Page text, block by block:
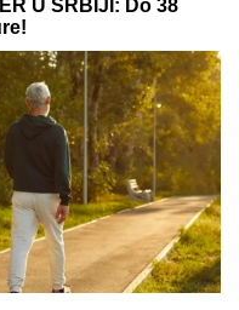
je nestala: Posle
je kada je saznao